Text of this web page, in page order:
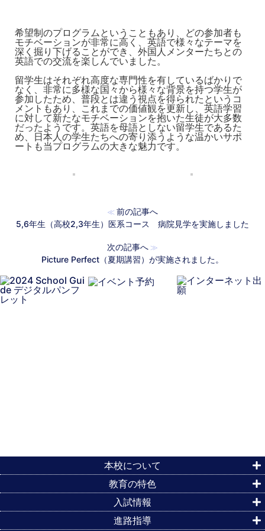
希望制のプログラムということもあり、 どの参加者も
モチベーションが非常に高く、 英語で様々なテーマを
深く掘り下げることができ、 外国人メンターたちとの
英語での交流を楽しんでいました。
留学生はそれぞれ高度な専門性を有しているばかりで
なく、 非常に多様な国々から様々な背景を持つ学生が
参加したため、 普段とは違う視点を得られたというコ
メントもあり、 これまでの価値観を更新し、 英語学習
に対して新たなモチベーションを抱いた生徒が大多数
だったようです。英語を母語としない留学生であるた
め、 日本人の学生たちへの寄り添うような温かいサポ
ートも当プログラ ムの大きな魅力です。
≪ 前の記事へ
5,6年生（高校2,3年生）医系コース 病院見学を実施しました
次の記事へ ≫
Picture Perfect（夏期講習）が実施されました。
本校について
教育の特色
入試情報
進路指導